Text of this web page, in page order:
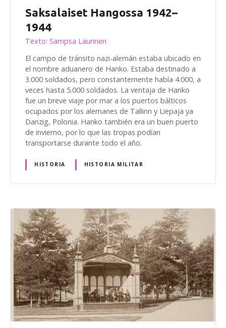
Saksalaiset Hangossa 1942–
1944
Texto: Sampsa Laurinen
El campo de tránsito nazi-alemán estaba ubicado en
el nombre aduanero de Hanko. Estaba destinado a
3.000 soldados, pero constantemente había 4.000, a
veces hasta 5.000 soldados. La ventaja de Hanko
fue un breve viaje por mar a los puertos bálticos
ocupados por los alemanes de Tallinn y Liepaja ya
Danzig, Polonia. Hanko también era un buen puerto
de invierno, por lo que las tropas podían
transportarse durante todo el año.
HISTORIA HISTORIA MILITAR